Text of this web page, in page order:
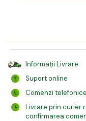
Informații Livrare
Suport online
Comenzi
Livrare prin curier
confirmarea